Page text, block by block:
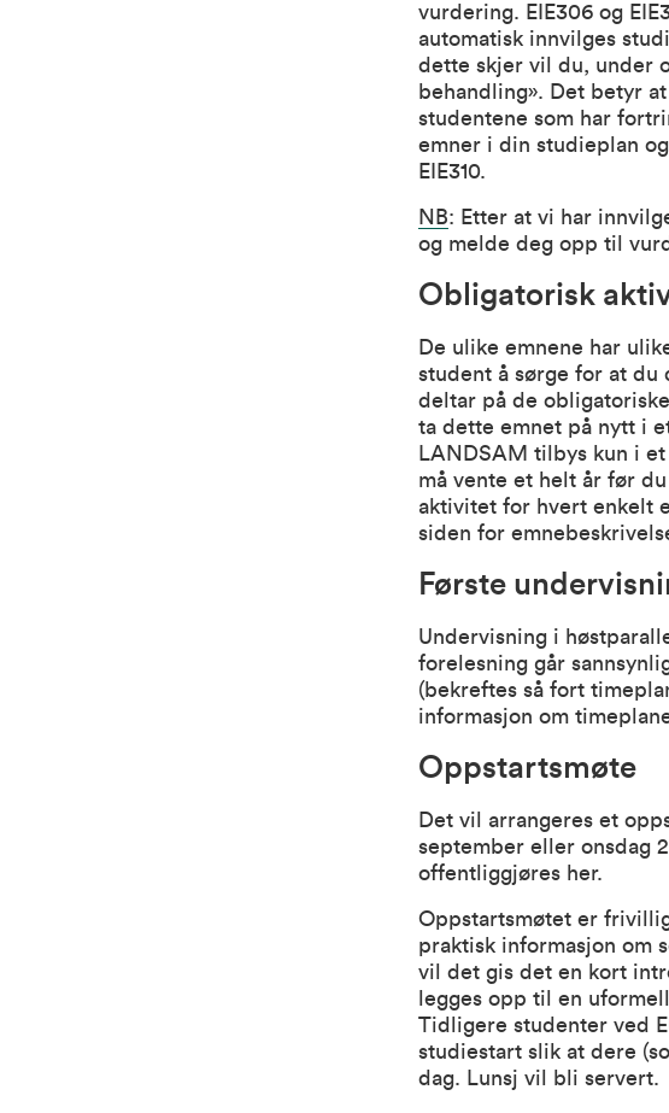
vurdering. EIE306 og
automatisk innvilges
dette skjer vil du, under
behandling». Det betyr
studentene som har
emner i din studieplan
EIE310.
NB: Etter at vi har
og melde deg opp til
Obligatorisk
De ulike emnene har
student å sørge for at
deltar på de
ta dette emnet på nytt i
LANDSAM tilbys kun i
må vente et helt år før
aktivitet for hvert enkelt
siden for
Første
Undervisning i
forelesning går
(bekreftes så fort
informasjon om
Oppstartsmøte
Det vil arrangeres et
september eller onsdag
offentliggjøres her.
Oppstartsmøtet er
praktisk informasjon om
vil det gis det en kort
legges opp til en
Tidligere studenter ved
studiestart slik at dere
dag. Lunsj vil bli servert.